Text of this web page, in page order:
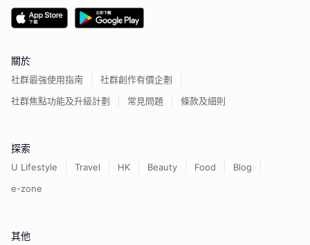
關於
社群最強使用指南
社群創作有價企劃
社群焦點功能及升級計劃
常見問題 條款及細則
探索
U Lifestyle Travel HK Beauty Food
Blog
e-zone
其他